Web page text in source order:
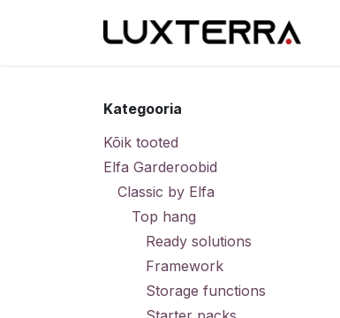
Kategooria
Kõik tooted
Elfa Garderoobid
Classic by Elfa
Top hang
Ready solutions
Framework
Storage functions